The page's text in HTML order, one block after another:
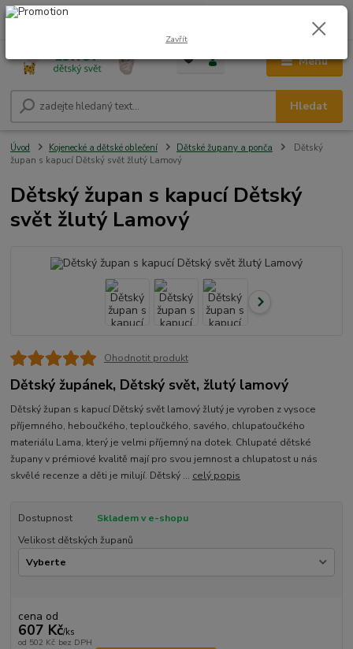
Menu
Hledat
+420 604 278 943 0,00 Kč
Úvod Kojenecké a dětské oblečení Dětské župany a ponča
Dětský
župan s kapucí Dětský svět žlutý Lamový
Dětský župan s kapucí Dětský
svět žlutý Lamový
Ohodnotit produkt
Dětský župánek, Dětský svět, žlutý lamový
Dětský župan s kapucí Dětský svět lamový žlutý je vyroben z vysoce
příjemného, heboučkého, teploučkého, savého, chlupaťoučkého
materiálu Lama, který je velmi příjemný na dotek. Chlupaté dětské
župany v prémiové kvalitě mají pro svou jemnost a chlupatost u nás
skvělé recenze a děti je milují. Dětský ... celý popis
Dostupnost
Skladem v e-shopu
Velikost dětských županů
cena od
607 Kč/ks
od 502 Kč bez DPH
Zavřít